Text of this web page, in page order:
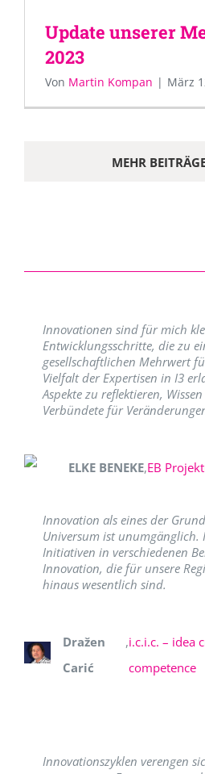
Update unserer
2023
Von Martin Kompan | März
MEHR
Innovationen sind für mich
Entwicklungsschritte, die zu
gesellschaftlichen Mehrwert
Vielfalt der Expertisen in I3
Aspekte zu reflektieren,
Verbündete für
ELKE BENEKE,EB
Innovation als eines der
Universum ist unumgänglich.
Initiativen in verschiedenen
Innovation, die für unsere
hinaus wesentlich sind.
Dražen
Carić
,i.c.i.c. – idea
competence
Innovationszyklen verengen